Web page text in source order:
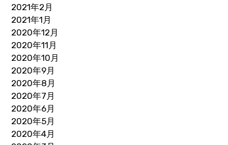
2021年2月
2021年1月
2020年12月
2020年11月
2020年10月
2020年9月
2020年8月
2020年7月
2020年6月
2020年5月
2020年4月